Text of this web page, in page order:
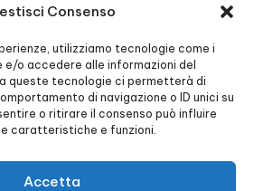
Consenso
utilizziamo tecnologie come i
o accedere alle informazioni del
queste tecnologie ci permetterà di
di navigazione o ID unici su
o ritirare il consenso può influire
caratteristiche e funzioni.
Accetta